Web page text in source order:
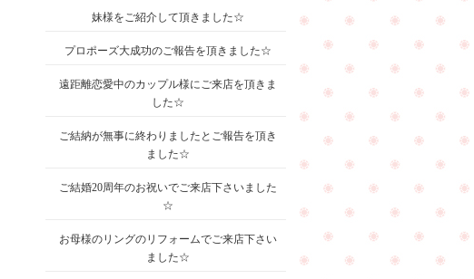
妹様をご紹介して頂きました☆
プロポーズ大成功のご報告を頂きました☆
遠距離恋愛中のカップル様にご来店を頂きま
した☆
ご結納が無事に終わりましたとご報告を頂き
ました☆
ご結婚20周年のお祝いでご来店下さいました
☆
お母様のリングのリフォームでご来店下さい
ました☆